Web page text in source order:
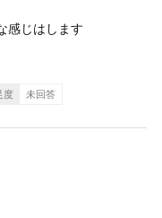
感じはします
度 未回答